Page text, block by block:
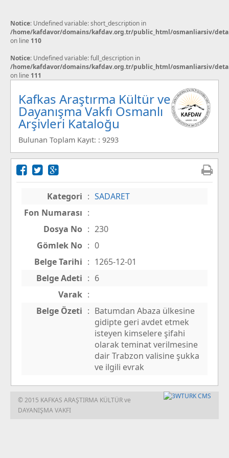
Notice: Undefined variable: short_description in
/home/kafdavor/domains/kafdav.org.tr/public_html/osmanliarsiv/
on line 110
Notice: Undefined variable: full_description in
/home/kafdavor/domains/kafdav.org.tr/public_html/osmanliarsiv/
on line 111
Kafkas Araştırma Kültür ve
Dayanışma Vakfı Osmanlı
Arşivleri Kataloğu
Bulunan Toplam Kayıt: : 9293
Kategori : SADARET
Fon Numarası :
Dosya No : 230
Gömlek No : 0
Belge Tarihi : 1265-12-01
Belge Adeti : 6
Varak :
Belge Özeti : Batumdan Abaza ülkesine
gidipte geri avdet etmek
isteyen kimselere şifahi
olarak teminat verilmesine
dair Trabzon valisine şukka
ve ilgili evrak
© 2015 KAFKAS ARAŞTIRMA KÜLTÜR ve
DAYANIŞMA VAKFI